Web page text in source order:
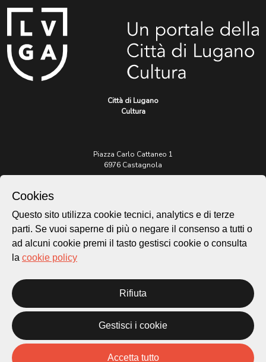
Città di Lugano
Cultura
Piazza Carlo Cattaneo 1
6976 Castagnola
Per informazioni:
patrimonio@lugano.ch
t. +41 58 866 68 50
Cookie policy
Temi
Mappa
Cookies
Questo sito utilizza cookie tecnici, analytics e di terze
parti. Se vuoi saperne di più o negare il consenso a tutti o
ad alcuni cookie premi il tasto gestisci cookie o consulta
la cookie policy
Rifiuta
Gestisci i cookie
Accetta tutto